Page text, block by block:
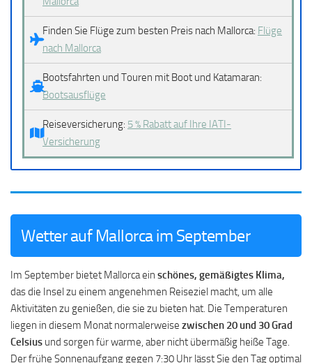
Finden Sie Flüge zum besten Preis nach Mallorca: Flüge
nach Mallorca
Bootsfahrten und Touren mit Boot und Katamaran:
Bootsausflüge
Reiseversicherung: 5 % Rabatt auf Ihre IATI-
Versicherung
Wetter auf Mallorca im September
Im September bietet Mallorca ein schönes, gemäßigtes Klima,
das die Insel zu einem angenehmen Reiseziel macht, um alle
Aktivitäten zu genießen, die sie zu bieten hat. Die Temperaturen
liegen in diesem Monat normalerweise zwischen 20 und 30 Grad
Celsius und sorgen für warme, aber nicht übermäßig heiße Tage.
Der frühe Sonnenaufgang gegen 7:30 Uhr lässt Sie den Tag optimal